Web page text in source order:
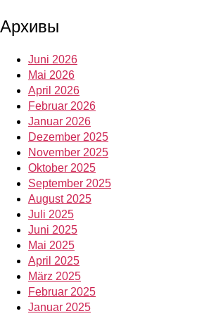
Архивы
Juni 2026
Mai 2026
April 2026
Februar 2026
Januar 2026
Dezember 2025
November 2025
Oktober 2025
September 2025
August 2025
Juli 2025
Juni 2025
Mai 2025
April 2025
März 2025
Februar 2025
Januar 2025